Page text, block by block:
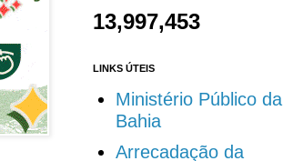
13,997,453
LINKS ÚTEIS
Ministério Público da
Bahia
Arrecadação da